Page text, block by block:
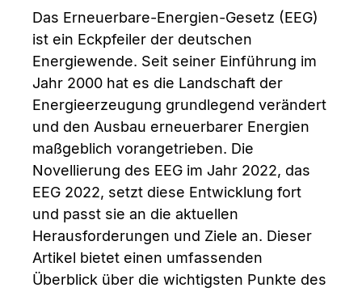
Das Erneuerbare-Energien-Gesetz (EEG)
ist ein Eckpfeiler der deutschen
Energiewende. Seit seiner Einführung im
Jahr 2000 hat es die Landschaft der
Energieerzeugung grundlegend verändert
und den Ausbau erneuerbarer Energien
maßgeblich vorangetrieben. Die
Novellierung des EEG im Jahr 2022, das
EEG 2022, setzt diese Entwicklung fort
und passt sie an die aktuellen
Herausforderungen und Ziele an. Dieser
Artikel bietet einen umfassenden
Überblick über die wichtigsten Punkte des